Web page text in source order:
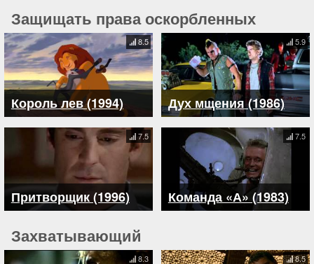
Защищать права оскорбленных
Король лев (1994)
8.5
Дух мщения (1986)
5.9
Притворщик (1996)
7.5
Команда «А» (1983)
7.5
Захватывающий
8.3 8.5